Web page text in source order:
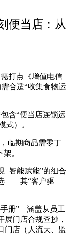
便当店：从
打点《增值电信
合适“收集食物运
含“便当店连锁运
式）。
临期商品需零丁
。
智能赋能”的组合
——其“客户驱
册”，涵盖从员工
展门店合规查抄，
店（人流大、监